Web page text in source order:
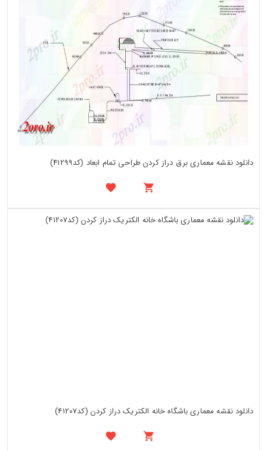
دانلود نقشه معماری برق دراز کردن طراحی تمام ابعاد (کد41299)
دانلود نقشه معماری باشگاه خانه الکتریک دراز کردن (کد41207)